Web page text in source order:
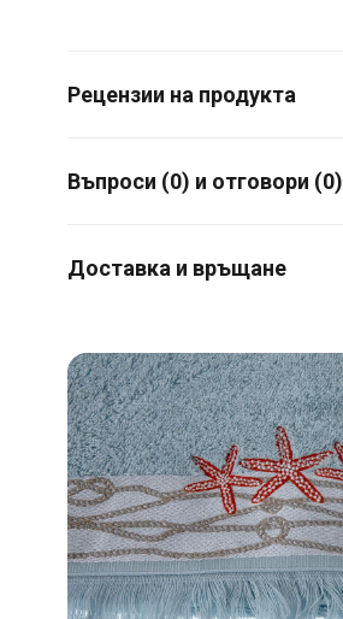
Въпроси (0) и отговори (0)
Доставка и връщане